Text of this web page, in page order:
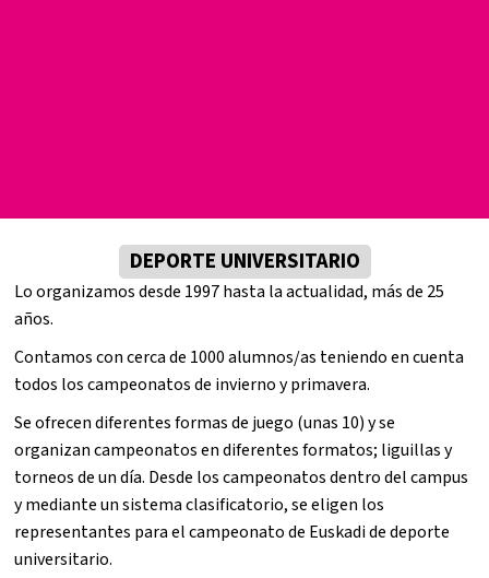
DEPORTE UNIVERSITARIO
Lo organizamos desde 1997 hasta la actualidad, más de 25
años.
Contamos con cerca de 1000 alumnos/as teniendo en cuenta
todos los campeonatos de invierno y primavera.
Se ofrecen diferentes formas de juego (unas 10) y se
organizan campeonatos en diferentes formatos; liguillas y
torneos de un día. Desde los campeonatos dentro del campus
y mediante un sistema clasificatorio, se eligen los
representantes para el campeonato de Euskadi de deporte
universitario.